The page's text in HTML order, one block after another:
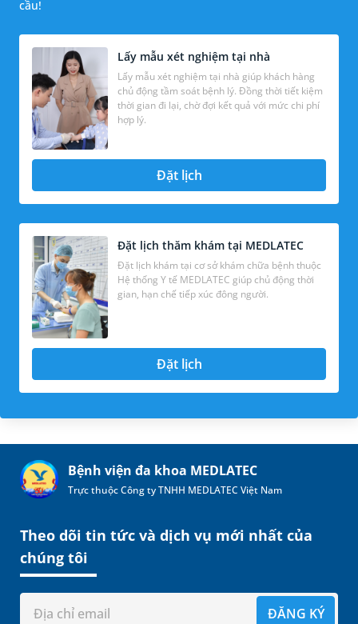
cầu!
Lấy mẫu xét nghiệm tại nhà
Lấy mẫu xét nghiệm tại nhà giúp khách hàng
chủ động tầm soát bệnh lý. Đồng thời tiết kiệm
thời gian đi lại, chờ đợi kết quả với mức chi phí
hợp lý.
Đặt lịch
Đặt lịch thăm khám tại MEDLATEC
Đặt lịch khám tại cơ sở khám chữa bệnh thuộc
Hệ thống Y tế MEDLATEC giúp chủ động thời
gian, hạn chế tiếp xúc đông người.
Đặt lịch
Bệnh viện đa khoa MEDLATEC
Trực thuộc Công ty TNHH MEDLATEC Việt Nam
Theo dõi tin tức và dịch vụ mới nhất của
chúng tôi
ĐĂNG KÝ